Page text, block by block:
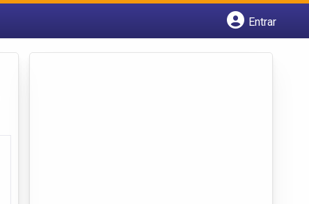
Entrar